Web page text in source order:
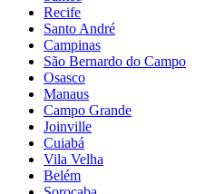
Recife
Santo André
Campinas
São Bernardo do Campo
Osasco
Manaus
Campo Grande
Joinville
Cuiabá
Vila Velha
Belém